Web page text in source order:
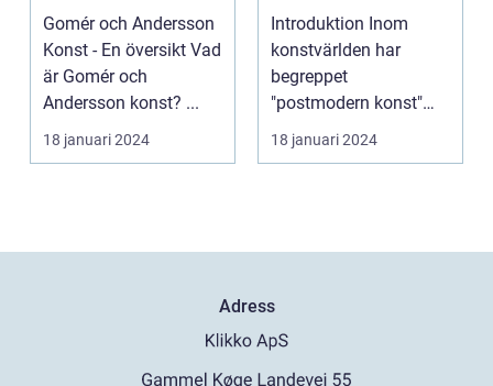
översikt
Gomér och Andersson
Konst - En översikt Vad
är Gomér och
Andersson konst? ...
18 januari 2024
Dess Mångfald
och Komplexitet
Introduktion Inom
konstvärlden har
begreppet
"postmodern konst"
fått stor
uppmärksamhet under
18 januari 2024
Adress